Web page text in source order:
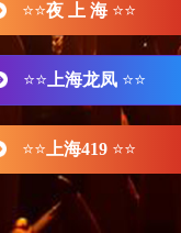
⭐⭐夜 上 海 ⭐⭐
⭐⭐ 上海龙凤 ⭐⭐
⭐⭐ 上海419 ⭐⭐